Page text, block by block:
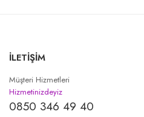
İLETİŞİM
Müşteri Hizmetleri
Hizmetinizdeyiz
0850 346 49 40